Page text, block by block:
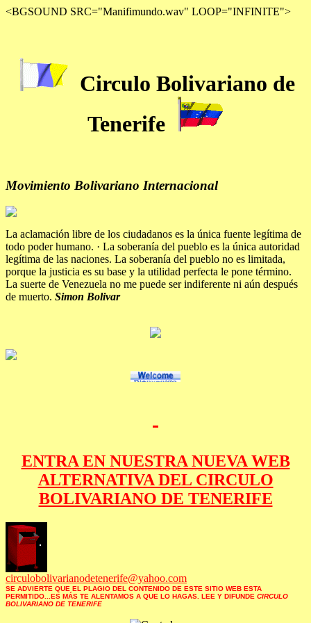
<BGSOUND SRC="Manifimundo.wav" LOOP="INFINITE">
Circulo Bolivariano de
Tenerife
Movimiento Bolivariano Internacional
La aclamación libre de los ciudadanos es la única fuente legítima de
todo poder humano. · La soberanía del pueblo es la única autoridad
legítima de las naciones. La soberanía del pueblo no es limitada,
porque la justicia es su base y la utilidad perfecta le pone término.
La suerte de Venezuela no me puede ser indiferente ni aún después
de muerto. Simon Bolivar
ENTRA EN NUESTRA NUEVA WEB
ALTERNATIVA DEL CIRCULO
BOLIVARIANO DE TENERIFE
circulobolivarianodetenerife@yahoo.com
SE ADVIERTE QUE EL PLAGIO DEL CONTENIDO DE ESTE SITIO WEB ESTA
PERMITIDO...ES MÁS TE ALENTAMOS A QUE LO HAGAS. LEE Y DIFUNDE CIRCULO
BOLIVARIANO DE TENERIFE